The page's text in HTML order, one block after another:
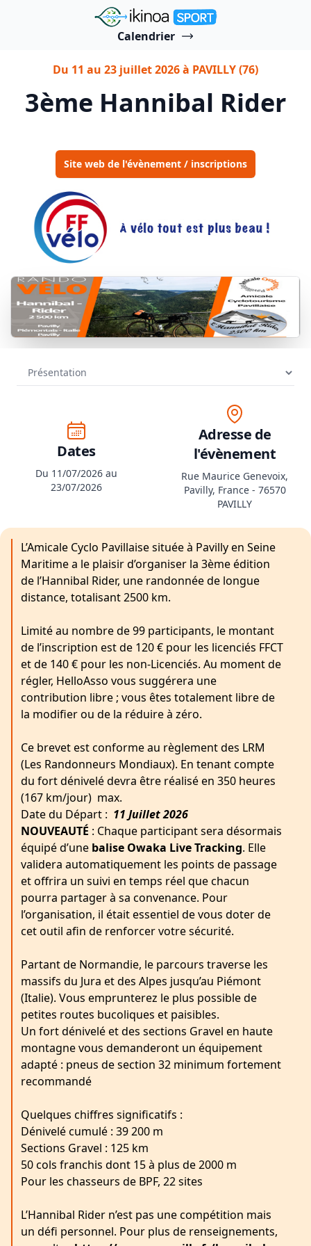
"Ikinoa Sport"
Calendrier
Du 11 au 23 juillet 2026 à PAVILLY (76)
3ème Hannibal Rider
Site web de l'évènement / inscriptions
Dates
Du 11/07/2026 au
23/07/2026
Adresse de
l'évènement
Rue Maurice Genevoix,
Pavilly, France - 76570
PAVILLY
L’Amicale Cyclo Pavillaise située à Pavilly en Seine
Maritime a le plaisir d’organiser la 3ème édition
de l’Hannibal Rider, une randonnée de longue
distance, totalisant 2500 km.
Limité au nombre de 99 participants, le montant
de l’inscription est de 120 € pour les licenciés FFCT
et de 140 € pour les non-Licenciés. Au moment de
régler, HelloAsso vous suggérera une
contribution libre ; vous êtes totalement libre de
la modifier ou de la réduire à zéro.
Ce brevet est conforme au règlement des LRM
(Les Randonneurs Mondiaux). En tenant compte
du fort dénivelé devra être réalisé en 350 heures
(167 km/jour) max.
Date du Départ : 11 Juillet 2026
NOUVEAUTÉ : Chaque participant sera désormais
équipé d’une balise Owaka Live Tracking. Elle
validera automatiquement les points de passage
et offrira un suivi en temps réel que chacun
pourra partager à sa convenance. Pour
l’organisation, il était essentiel de vous doter de
cet outil afin de renforcer votre sécurité.
Partant de Normandie, le parcours traverse les
massifs du Jura et des Alpes jusqu’au Piémont
(Italie). Vous emprunterez le plus possible de
petites routes bucoliques et paisibles.
Un fort dénivelé et des sections Gravel en haute
montagne vous demanderont un équipement
adapté : pneus de section 32 minimum fortement
recommandé
Quelques chiffres significatifs :
Dénivelé cumulé : 39 200 m
Sections Gravel : 125 km
50 cols franchis dont 15 à plus de 2000 m
Pour les chasseurs de BPF, 22 sites
L’Hannibal Rider n’est pas une compétition mais
un défi personnel. Pour plus de renseignements,